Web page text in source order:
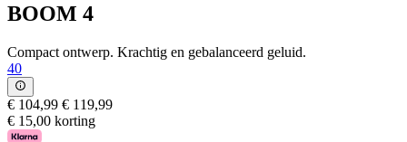
BOOM 4
Compact ontwerp. Krachtig en gebalanceerd geluid.
40
€ 104,99 € 119,99
€ 15,00 korting